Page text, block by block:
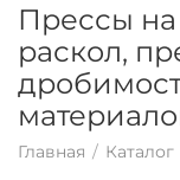
Прессы на
раскол,
Главная / Каталог